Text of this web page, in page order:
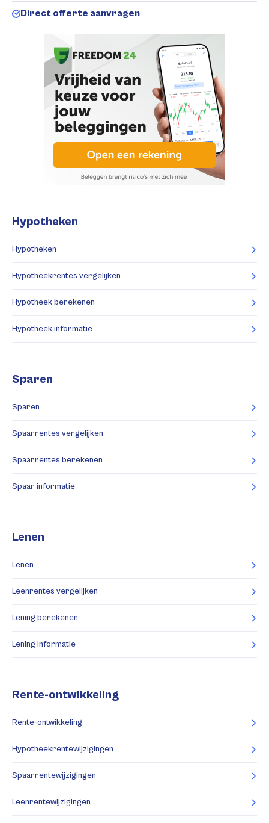
Direct offerte aanvragen
Hypotheken
Hypotheken
Hypotheekrentes vergelijken
Hypotheek berekenen
Hypotheek informatie
Sparen
Sparen
Spaarrentes vergelijken
Spaarrentes berekenen
Spaar informatie
Lenen
Lenen
Leenrentes vergelijken
Lening berekenen
Lening informatie
Rente-ontwikkeling
Rente-ontwikkeling
Hypotheekrentewijzigingen
Spaarrentewijzigingen
Leenrentewijzigingen